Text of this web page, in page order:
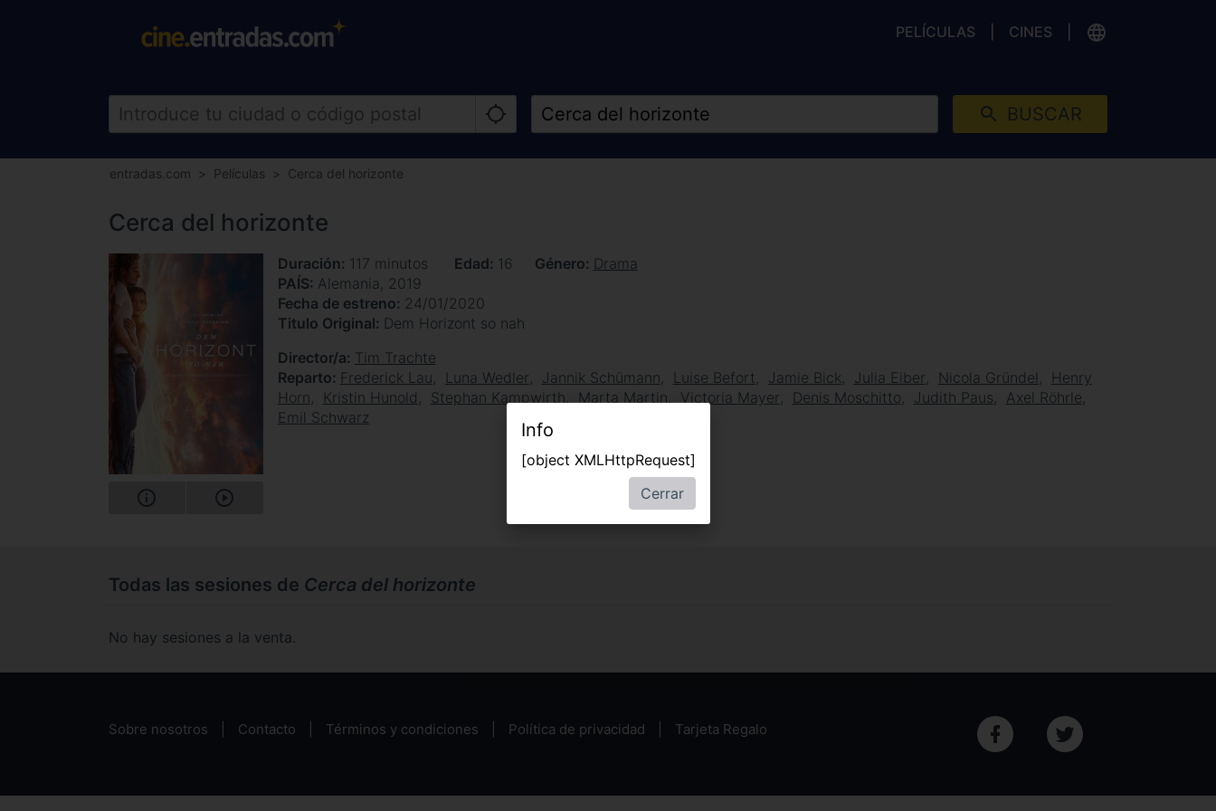
PELÍCULAS CINES
BUSCAR
entradas.com Películas Cerca del horizonte
Cerca del horizonte
Duración 117 minutos Edad 16 Género Drama
PAÍS Alemania, 2019
Fecha de estreno 24/01/2020
Titulo Original Dem Horizont so nah
Director/a Tim Trachte
Reparto Frederick Lau Luna Wedler Jannik Schümann Luise Befort Jamie Bick Julia Eiber Nicola Gründel
Henry
Horn
Kristin Hunold Stephan Kampwirth Marta Martin Victoria Mayer Denis Moschitto Judith Paus
Axel Röhrle
Emil Schwarz
Todas las sesiones de Cerca del horizonte
No hay sesiones a la venta.
Sobre nosotros Contacto Términos y condiciones Política de privacidad Tarjeta Regalo
Info
[object XMLHttpRequest]
Cerrar